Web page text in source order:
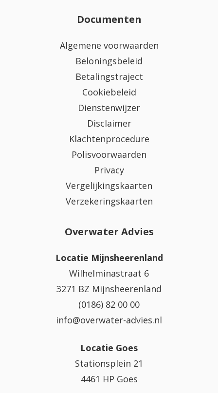
Documenten
Algemene voorwaarden
Beloningsbeleid
Betalingstraject
Cookiebeleid
Dienstenwijzer
Disclaimer
Klachtenprocedure
Polisvoorwaarden
Privacy
Vergelijkingskaarten
Verzekeringskaarten
Overwater Advies
Locatie Mijnsheerenland
Wilhelminastraat 6
3271 BZ Mijnsheerenland
(0186) 82 00 00
info@overwater-advies.nl
Locatie Goes
Stationsplein 21
4461 HP Goes